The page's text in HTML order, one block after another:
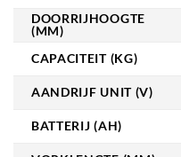
DOORRIJHOOGTE
(MM)
CAPACITEIT (KG)
AANDRIJF UNIT (V)
BATTERIJ (AH)